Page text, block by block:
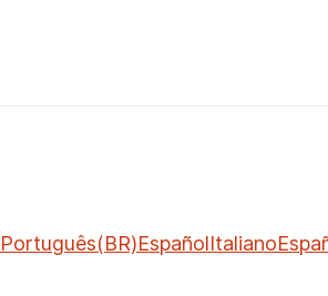
Português(BR)EspañolItaliano